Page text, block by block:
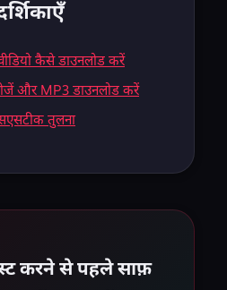
कैसे डाउनलोड करें
और MP3 डाउनलोड करें
तुलना
करने से पहले साफ़